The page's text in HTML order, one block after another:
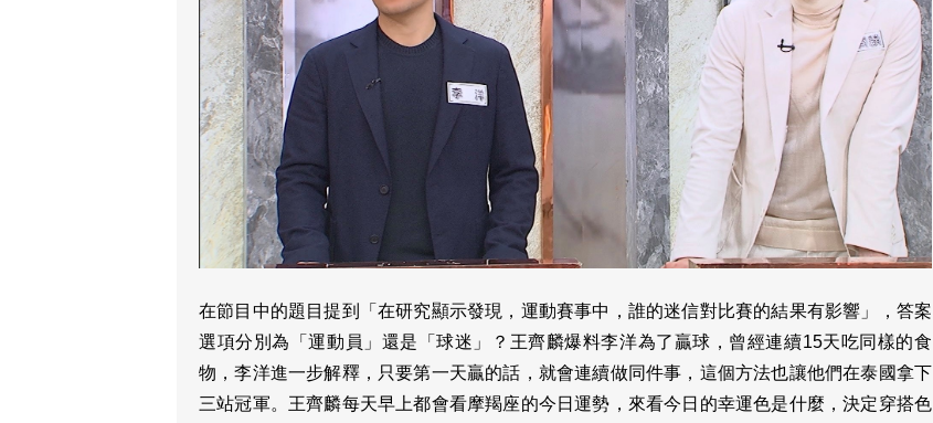
在節目中的題目提到「在研究顯示發現，運動賽事中，誰的迷信對比賽的結果有影響」，答案
選項分別為「運動員」還是「球迷」？王齊麟爆料李洋為了贏球，曾經連續15天吃同樣的食
物，李洋進一步解釋，只要第一天贏的話，就會連續做同件事，這個方法也讓他們在泰國拿下
三站冠軍。王齊麟每天早上都會看摩羯座的今日運勢，來看今日的幸運色是什麼，決定穿搭色